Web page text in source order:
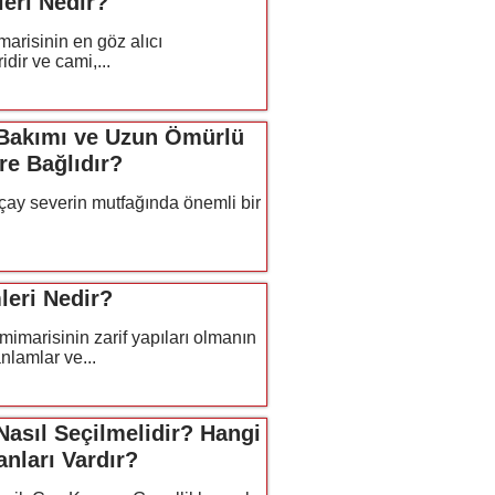
en göz alıcı
ve cami,...
ve Uzun Ömürlü
Bağlıdır?
severin mutfağında önemli bir
Nedir?
zarif yapıları olmanın
ve...
Seçilmelidir? Hangi
Vardır?